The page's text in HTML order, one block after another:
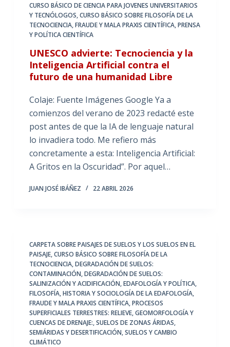
CURSO BÁSICO DE CIENCIA PARA JOVENES UNIVERSITARIOS
Y TECNÓLOGOS,CURSO BÁSICO SOBRE FILOSOFÍA DE LA
TECNOCIENCIA,FRAUDE Y MALA PRAXIS CIENTÍFICA,PRENSA
Y POLÍTICA CIENTÍFICA
UNESCO advierte: Tecnociencia y la
Inteligencia Artificial contra el
futuro de una humanidad Libre
Colaje: Fuente Imágenes Google Ya a
comienzos del verano de 2023 redacté este
post antes de que la IA de lenguaje natural
lo invadiera todo. Me refiero más
concretamente a esta: Inteligencia Artificial:
A Gritos en la Oscuridad”. Por aquel…
JUAN JOSÉ IBÁÑEZ 22 ABRIL 2026
CARPETA SOBRE PAISAJES DE SUELOS Y LOS SUELOS EN EL
PAISAJE,CURSO BÁSICO SOBRE FILOSOFÍA DE LA
TECNOCIENCIA,DEGRADACIÓN DE SUELOS:
CONTAMINACIÓN,DEGRADACIÓN DE SUELOS:
SALINIZACIÓN Y ACIDIFICACIÓN,EDAFOLOGÍA Y POLÍTICA,
FILOSOFÍA, HISTORIA Y SOCIOLOGÍA DE LA EDAFOLOGÍA,
FRAUDE Y MALA PRAXIS CIENTÍFICA,PROCESOS
SUPERFICIALES TERRESTRES: RELIEVE, GEOMORFOLOGÍA Y
CUENCAS DE DRENAJE:,SUELOS DE ZONAS ÁRIDAS,
SEMIÁRIDAS Y DESERTIFICACIÓN,SUELOS Y CAMBIO
CLIMÁTICO